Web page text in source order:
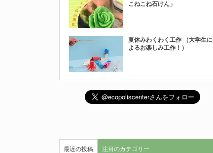
こねこね石けん」
夏休みわくわく工作 （大学生に
よるお楽しみ工作！）
最近の投稿 注目のカテゴリー